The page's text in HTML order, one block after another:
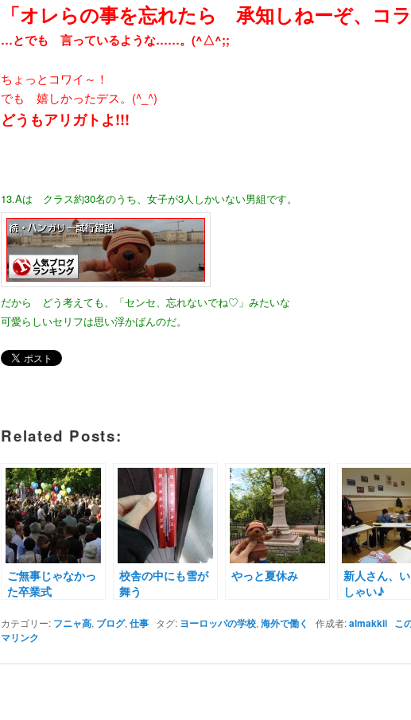
「オレらの事を忘れたら 承知しねーぞ、コ
…とでも 言っているような……。(^△^;;
ちょっとコワイ～！
でも 嬉しかったデス。(^_^)
どうもアリガトよ!!!
13.Aは クラス約30名のうち、女子が3人しかいない男組です。
だから どう考えても、「センセ、忘れないでね♡」みたいな
可愛らしいセリフは思い浮かばんのだ。
Related Posts:
ご無事じゃなかっ
た卒業式
校舎の中にも雪が
舞う
やっと夏休み
新人さん、
しゃい♪
カテゴリー: フニャ高, ブログ, 仕事タグ: ヨーロッパの学校, 海外で働く 作成者:almakkii こ
マリンク